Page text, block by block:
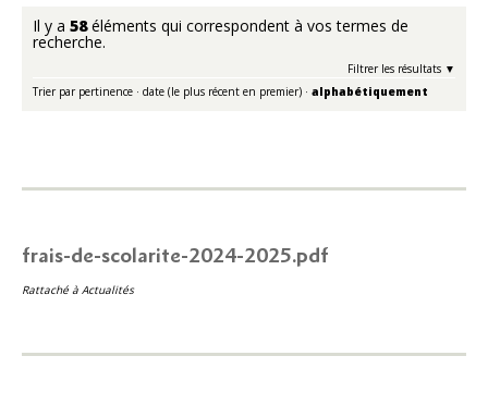
Il y a 58éléments qui correspondent à vos termes de
recherche.
Filtrer les résultats
Trier par pertinence · date (le plus récent en premier) · alphabétiquement
frais-de-scolarite-2024-2025.pdf
Rattaché à Actualités